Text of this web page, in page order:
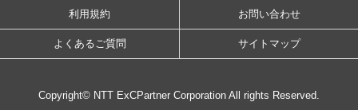
利用規約 お問い合わせ
よくあるご質問 サイトマップ
Copyright© NTT ExCPartner Corporation All rights Reserved.